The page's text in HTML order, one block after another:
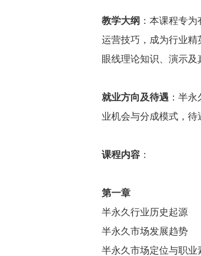
教学大纲 ：本课程专
运营技巧，成为行业精
眼线理论知识、演示
就业方向及待遇 ：半
业机会与分成模式，
课程内容 ：
第一章
半永久行业历史起源
半永久市场发展趋势
半永久市场定位与职业